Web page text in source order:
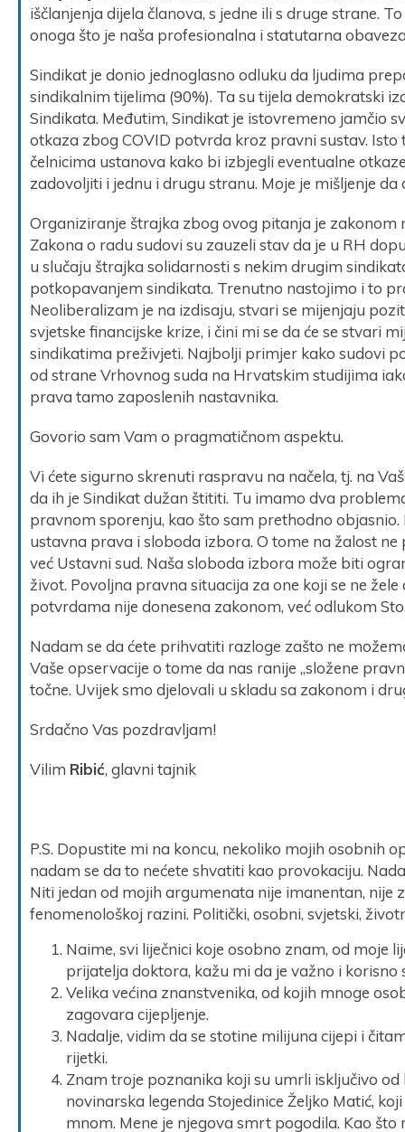
iščlanjenja dijela članova, s jedne ili s druge strane.
onoga što je naša profesionalna i statutarna
Sindikat je donio jednoglasno odluku da ljudima
sindikalnim tijelima (90%). Ta su tijela demokratski
Sindikata. Međutim, Sindikat je istovremeno jamčio
otkaza zbog COVID potvrda kroz pravni sustav.
čelnicima ustanova kako bi izbjegli eventualne
zadovoljiti i jednu i drugu stranu. Moje je mišljenje
Organiziranje štrajka zbog ovog pitanja je
Zakona o radu sudovi su zauzeli stav da je u RH
u slučaju štrajka solidarnosti s nekim drugim
potkopavanjem sindikata. Trenutno nastojimo i to
Neoliberalizam je na izdisaju, stvari se mijenjaju
svjetske financijske krize, i čini mi se da će se stvari
sindikatima preživjeti. Najbolji primjer kako sudovi
od strane Vrhovnog suda na Hrvatskim studijima
prava tamo zaposlenih nastavnika.
Govorio sam Vam o pragmatičnom aspektu.
Vi ćete sigurno skrenuti raspravu na načela, tj. na
da ih je Sindikat dužan štititi. Tu imamo dva
pravnom sporenju, kao što sam prethodno
ustavna prava i sloboda izbora. O tome na žalost
već Ustavni sud. Naša sloboda izbora može biti
život. Povoljna pravna situacija za one koji se ne
potvrdama nije donesena zakonom, već odlukom
Nadam se da ćete prihvatiti razloge zašto ne
Vaše opservacije o tome da nas ranije „složene
točne. Uvijek smo djelovali u skladu sa zakonom i
Srdačno Vas pozdravljam!
Vilim Ribić, glavni tajnik
P.S. Dopustite mi na koncu, nekoliko mojih osobnih
nadam se da to nećete shvatiti kao provokaciju.
Niti jedan od mojih argumenata nije imanentan, nije
fenomenološkoj razini. Politički, osobni, svjetski,
Naime, svi liječnici koje osobno znam, od moje
prijatelja doktora, kažu mi da je važno i korisno
Velika većina znanstvenika, od kojih mnoge
zagovara cijepljenje.
Nadalje, vidim da se stotine milijuna cijepi i
rijetki.
Znam troje poznanika koji su umrli isključivo
novinarska legenda Stojedinice Željko Matić,
mnom. Mene je njegova smrt pogodila. Kao